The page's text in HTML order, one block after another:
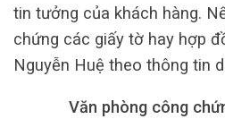
tin tưởng của khách hàng.
chứng các giấy tờ hay hợp
Nguyễn Huệ theo thông tin
Văn phòng công